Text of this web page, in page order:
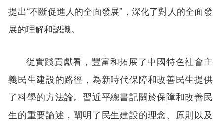
提出“不斷促進人的全面發展”，深化了對人的全面發
展的理解和認識。
從實踐貢獻看，豐富和拓展了中國特色社會主
義民生建設的路徑，為新時代保障和改善民生提供
了科學的方法論。習近平總書記關於保障和改善民
生的重要論述，闡明了民生建設的理念、原則以及